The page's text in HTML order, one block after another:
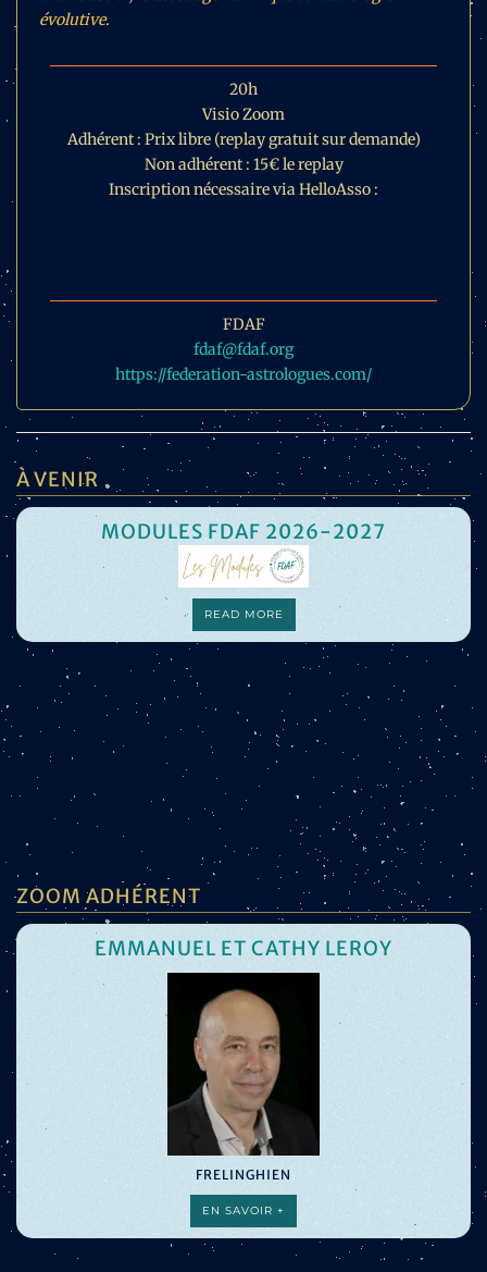
évolutive.
20h
Visio Zoom
Adhérent : Prix libre (replay gratuit sur demande)
Non adhérent : 15€ le replay
Inscription nécessaire via HelloAsso :
FDAF
fdaf@fdaf.org
https://federation-astrologues.com/
À VENIR
MODULES FDAF 2026-2027
READ MORE
ZOOM ADHÉRENT
EMMANUEL ET CATHY LEROY
FRELINGHIEN
EN SAVOIR +